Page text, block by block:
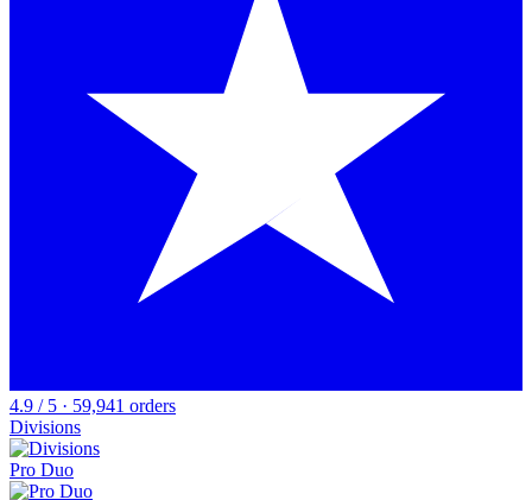
4.9 / 5 · 59,941 orders
Divisions
Pro Duo